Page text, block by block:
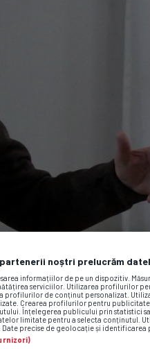
noștri prelucrăm
informațiilor de pe un dispozitiv.
serviciilor. Utilizarea profilurilor
profilurilor de conținut personalizat.
Crearea profilurilor pentru publicitate
Înțelegerea publicului prin statistici
limitate pentru a selecta conținutul.
precise de geolocație și identificarea